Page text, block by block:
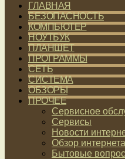
ГЛАВНАЯ
БЕЗОПАСНОСТЬ
КОМПЬЮТЕР
НОУТБУК
ПЛАНШЕТ
ПРОГРАММЫ
СЕТЬ
СИСТЕМА
ОБЗОРЫ
ПРОЧЕЕ
Сервисное
Сервисы
Новости
Обзор интернета
Бытовые